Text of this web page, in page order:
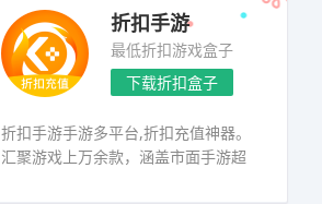
折扣手游
最低折扣游戏盒子
下载折扣盒子
折扣手游手游多平台,折扣充值神器。
汇聚游戏上万余款，涵盖市面手游超